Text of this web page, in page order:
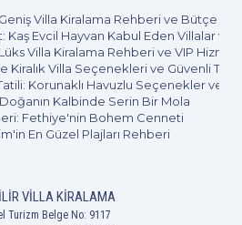
8 Kişi
Villa Kiralama Rehberi ve Bütçe
Kaş Evcil Hayvan Kabul Eden Villalar ve
Villa Kiralama Rehberi ve VIP
Kiralık Villa Seçenekleri ve Güvenli
Korunaklı Havuzlu Seçenekler ve
Kalbinde Serin Bir Mola
Fethiye'nin Bohem Cenneti
En Güzel Plajları Rehberi
VILLA KIRALAMA
Turizm Belge No: 9117